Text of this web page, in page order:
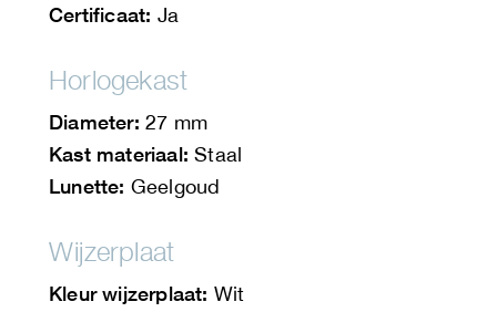
Certificaat: Ja
Horlogekast
Diameter: 27 mm
Kast materiaal: Staal
Lunette: Geelgoud
Wijzerplaat
Kleur wijzerplaat: Wit